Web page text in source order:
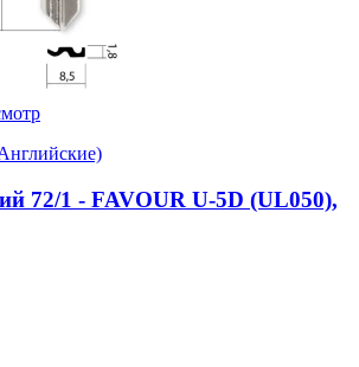
72/1 - FAVOUR U-5D (UL050),